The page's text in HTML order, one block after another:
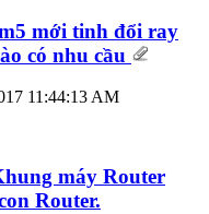
mới tinh đổi ray
có nhu cầu
11:44:13 AM
máy Router
Router.